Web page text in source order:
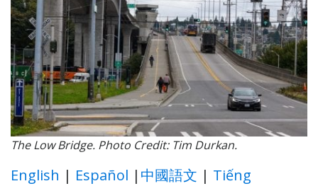
The Low Bridge. Photo Credit: Tim Durkan.
English | Español | 中國語文 | Tiếng